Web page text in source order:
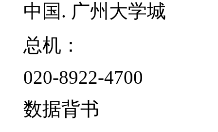
中国. 广州大学城
总机：
020-8922-4700
数据背书